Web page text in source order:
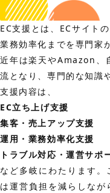
EC支援とは、ECサイト
業務効率化までを専門家
近年は楽天やAmazon、
流となり、専門的な知識
支援内容は、
EC立ち上げ支援
集客・売上アップ支援
運用・業務効率化支援
トラブル対応・運営サポ
など多岐にわたります
は運営負担を減らしな